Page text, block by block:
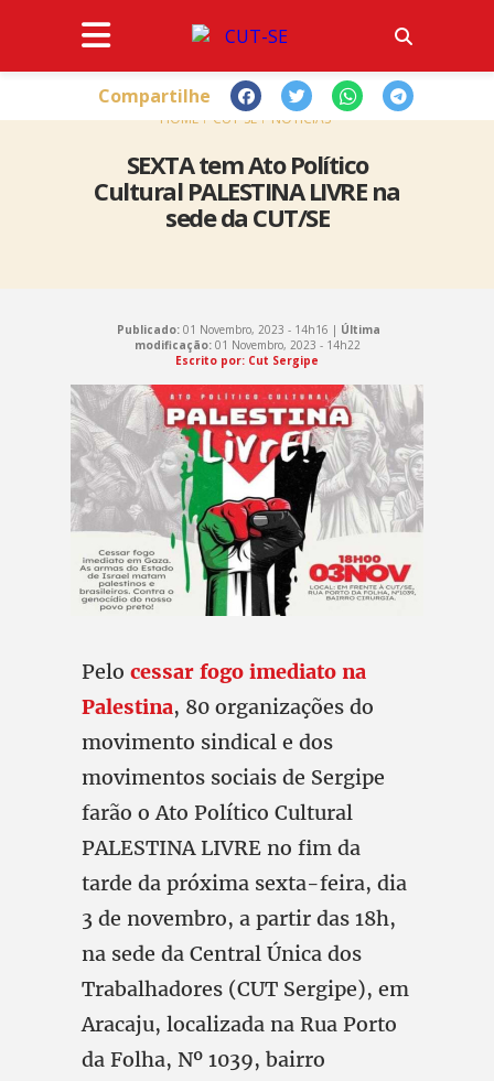
HOME CUT-SE NOTÍCIAS
SEXTA tem Ato Político
Cultural PALESTINA LIVRE na
sede da CUT/SE
Compartilhe
Publicado: 01 Novembro, 2023 - 14h16 | Última
modificação:01 Novembro, 2023 - 14h22
Escrito por: Cut Sergipe
Pelo cessar fogo imediato na
Palestina, 80 organizações do
movimento sindical e dos
movimentos sociais de Sergipe
farão o Ato Político Cultural
PALESTINA LIVRE no fim da
tarde da próxima sexta-feira, dia
3 de novembro, a partir das 18h,
na sede da Central Única dos
Trabalhadores (CUT Sergipe), em
Aracaju, localizada na Rua Porto
da Folha, Nº 1039, bairro